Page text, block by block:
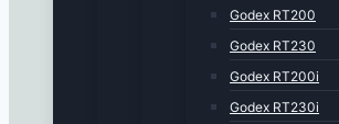
Godex RT200
Godex RT230
Godex RT200i
Godex RT230i